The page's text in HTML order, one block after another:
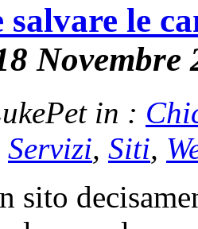
salvare le
Novembre
in :
Servizi, Siti,
sito